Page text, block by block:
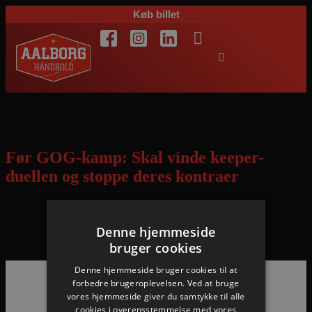
Køb billet
Før GOG-kamp: Skal vinde keeper-
duellen og stoppe deres kontraer
Højre fløjen Christian Jensen meldt klar til topopgøret mod
succesholdet GOG lørdag kl. 17.10 – se kampen på TV 2.
Hovedpartnere
Denne hjemmeside
bruger cookies
Denne hjemmeside bruger cookies til at
forbedre brugeroplevelsen. Ved at bruge
vores hjemmeside giver du samtykke til alle
cookies i overensstemmelse med vores